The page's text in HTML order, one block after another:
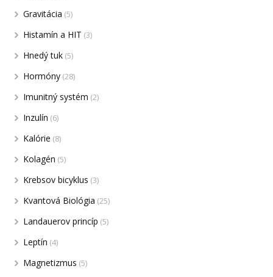
Gravitácia (5)
Histamín a HIT (3)
Hnedý tuk (5)
Hormóny (28)
Imunitný systém (2)
Inzulín (6)
Kalórie (8)
Kolagén (5)
Krebsov bicyklus (3)
Kvantová Biológia (25)
Landauerov princíp (5)
Leptín (4)
Magnetizmus (5)